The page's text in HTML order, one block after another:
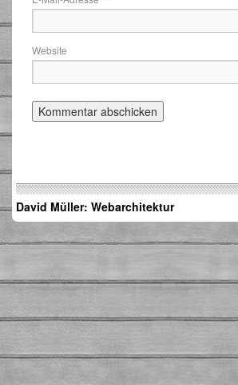
Website
David Müller: Webarchitektur